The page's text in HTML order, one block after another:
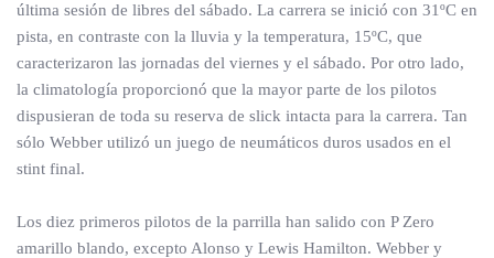
última sesión de libres del sábado. La carrera se inició con 31ºC en
pista, en contraste con la lluvia y la temperatura, 15ºC, que
caracterizaron las jornadas del viernes y el sábado. Por otro lado,
la climatología proporcionó que la mayor parte de los pilotos
dispusieran de toda su reserva de slick intacta para la carrera. Tan
sólo Webber utilizó un juego de neumáticos duros usados en el
stint final.
Los diez primeros pilotos de la parrilla han salido con P Zero
amarillo blando, excepto Alonso y Lewis Hamilton. Webber y